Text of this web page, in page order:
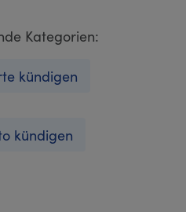
Kategorien:
kündigen
kündigen